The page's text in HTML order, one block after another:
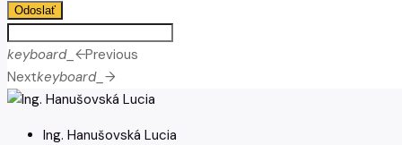
Odoslať
keyboard_arrow_leftPrevious
Nextkeyboard_arrow_right
Ing. Hanušovská Lucia